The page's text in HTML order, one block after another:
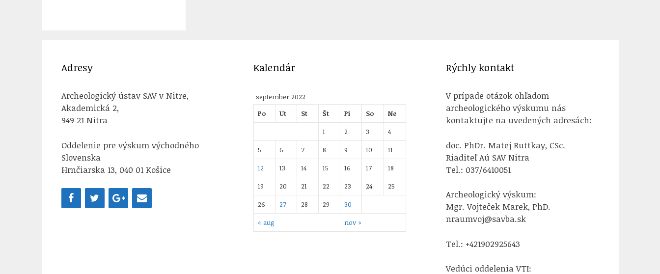
Adresy
Archeologický ústav SAV v Nitre,
Akademická 2,
949 21 Nitra
Oddelenie pre výskum východného
Slovenska
Hrnčiarska 13, 040 01 Košice
Kalendár
september 2022
Po
Ut St Št Pi So Ne
« aug nov »
1 2 3
4
5
6 7 8 9 10
11
12
13 14 15 16 17
18
19
20 21 22 23 24
25
26
27 28 29 30
Rýchly kontakt
V prípade otázok ohľadom
archeologického výskumu nás
kontaktujte na uvedených adresách:
doc. PhDr. Matej Ruttkay, CSc.
Riaditeľ Aú SAV Nitra
Tel.: 037/6410051
Archeologický výskum:
Mgr. Vojteček Marek, PhD.
nraumvoj@savba.sk
Tel.: +421902925643
Vedúci oddelenia VTI: